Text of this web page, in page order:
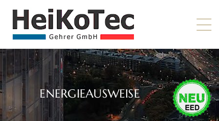
ENERGIEAUSWEISE